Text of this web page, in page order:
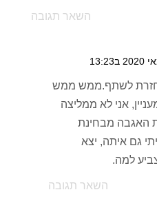
השאר תגובה
לשתף.ממש ממש
אני לא ממליצה
האגבה מבחינת
גם איתה, יצא
למה.
השאר תגובה